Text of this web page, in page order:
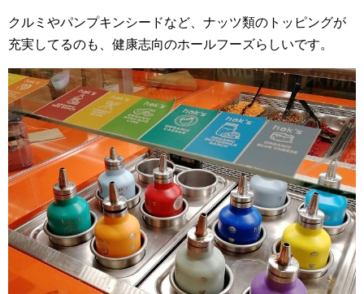
クルミやパンプキンシードなど、ナッツ類のトッピングが
充実してるのも、健康志向のホールフーズらしいです。